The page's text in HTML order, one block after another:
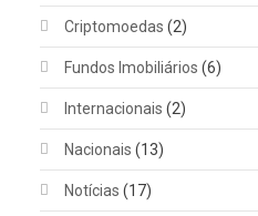
Criptomoedas (2)
Fundos Imobiliários (6)
Internacionais (2)
Nacionais (13)
Notícias (17)